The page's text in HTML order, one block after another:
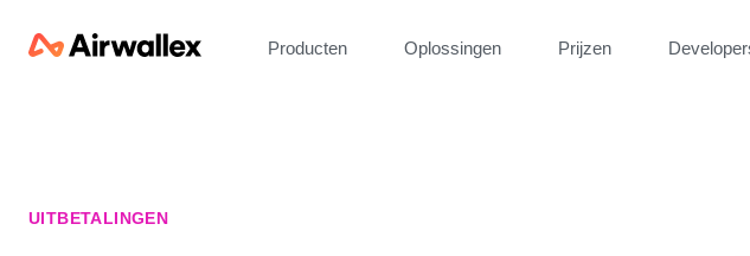
Producten Oplossingen Prijzen
UITBETALINGEN